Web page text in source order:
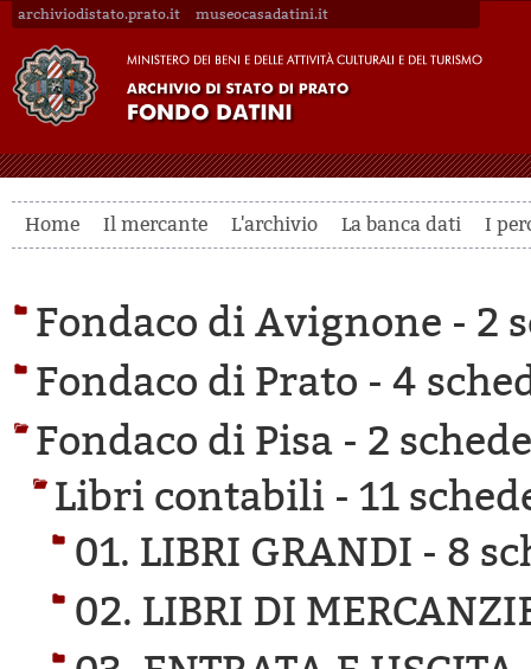
archiviodistato.prato.it museocasadatini.it
Home Il mercante L'archivio La banca dati I
Fondaco di Avignone - 2
Fondaco di Prato - 4
Fondaco di Pisa - 2
Libri contabili - 11
01. LIBRI GRANDI - 8
02. LIBRI DI